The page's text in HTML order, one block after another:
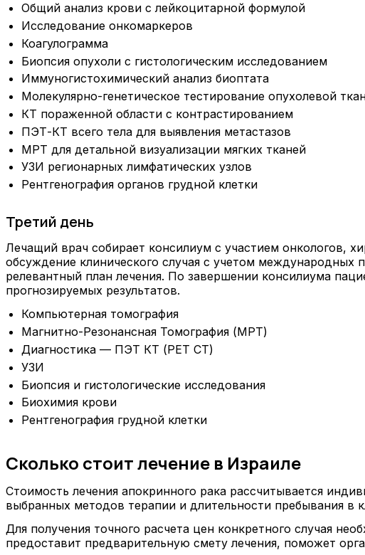
Общий анализ крови с лейкоцитарной формулой
Исследование онкомаркеров
Коагулограмма
Биопсия опухоли с гистологическим исследованием
Иммуногистохимический анализ биоптата
Молекулярно-генетическое тестирование опухолевой
КТ пораженной области с контрастированием
ПЭТ-КТ всего тела для выявления метастазов
МРТ для детальной визуализации мягких тканей
УЗИ регионарных лимфатических узлов
Рентгенография органов грудной клетки
Третий день
Лечащий врач собирает консилиум с участием онкологов,
обсуждение клинического случая с учетом международных
релевантный план лечения. По завершении консилиума
прогнозируемых результатов.
Компьютерная томография
Магнитно-Резонансная Томография (МРТ)
Диагностика — ПЭТ КТ (PET CT)
УЗИ
Биопсия и гистологические исследования
Биохимия крови
Рентгенография грудной клетки
Сколько стоит лечение в Израиле
Стоимость лечения апокринного рака рассчитывается
выбранных методов терапии и длительности пребывания в
Для получения точного расчета цен конкретного случая
предоставит предварительную смету лечения, поможет